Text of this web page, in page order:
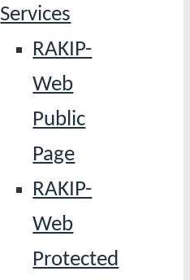
Services
RAKIP-
Web
Public
Page
RAKIP-
Web
Protected